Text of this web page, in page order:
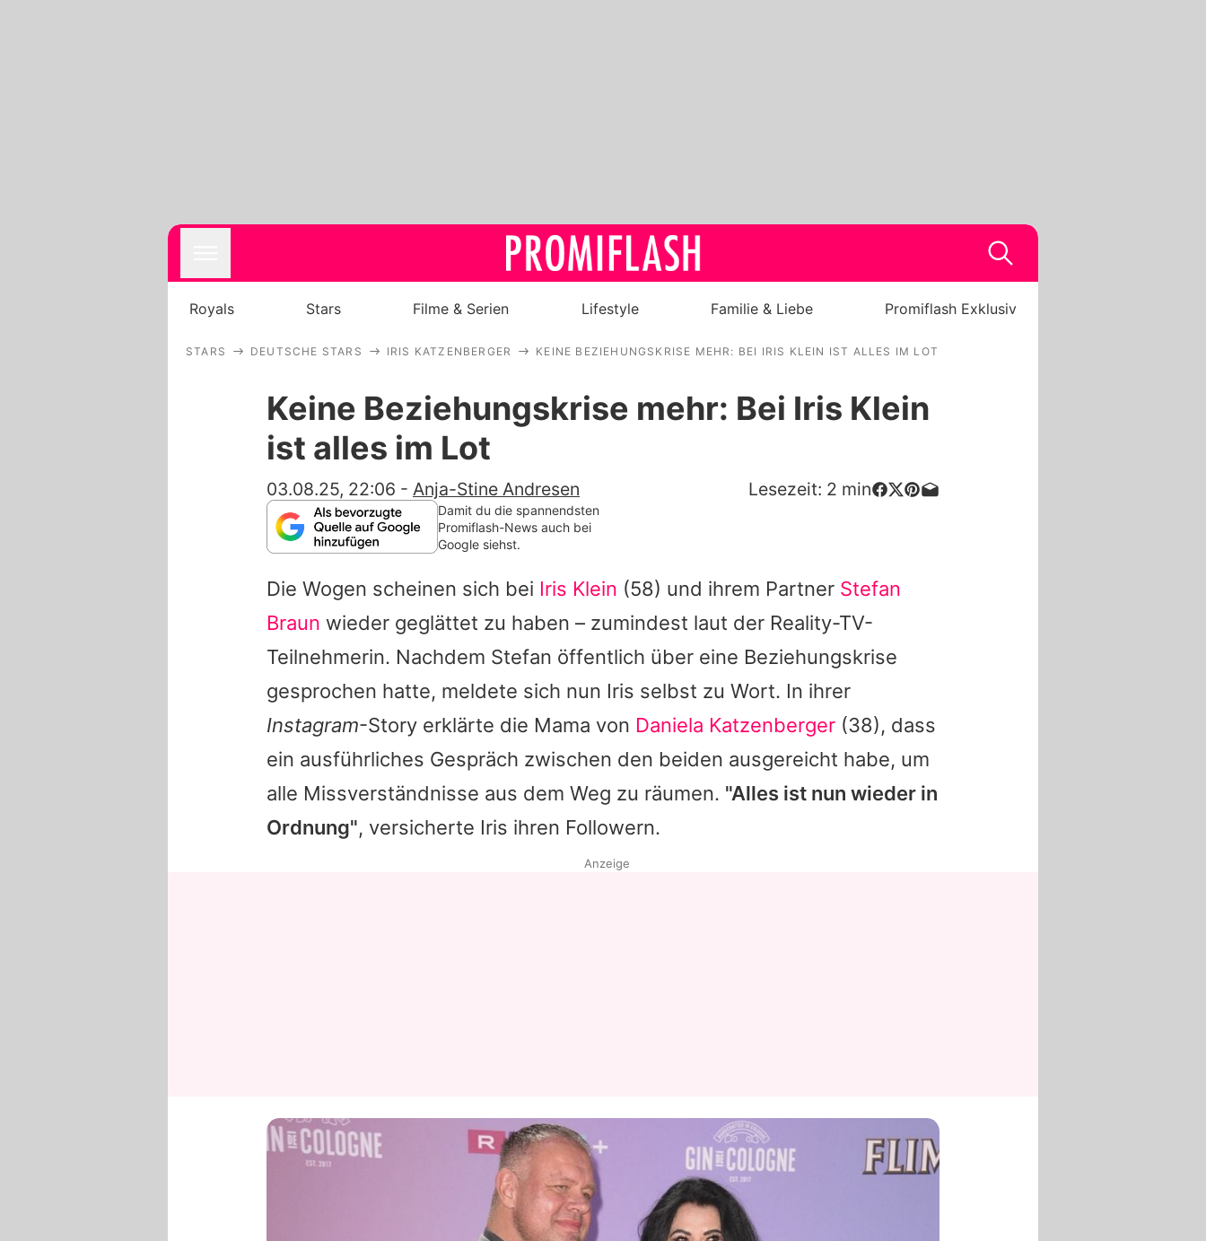
Royals
Stars
Familie & Liebe
App runterladen
Team
Redaktionelle Richtlinien
Impressum
Datenschutzerklärung
Nutzungsbedingungen
Royals Stars Filme & Serien Lifestyle Familie & Liebe Promiflash Exklusiv
STARS DEUTSCHE STARS IRIS KATZENBERGER KEINE BEZIEHUNGSKRISE MEHR: BEI IRIS KLEIN IST ALLES IM LOT
Keine Beziehungskrise mehr: Bei Iris Klein
ist alles im Lot
03.08.25, 22:06 - Anja-Stine Andresen Lesezeit: 2 min
Damit du die spannendsten
Promiflash-News auch bei
Google siehst.
Die Wogen scheinen sich bei Iris Klein (58) und ihrem Partner Stefan
Braun wieder geglättet zu haben – zumindest laut der Reality-TV-
Teilnehmerin. Nachdem Stefan öffentlich über eine Beziehungskrise
gesprochen hatte, meldete sich nun Iris selbst zu Wort. In ihrer
Instagram-Story erklärte die Mama von Daniela Katzenberger (38), dass
ein ausführliches Gespräch zwischen den beiden ausgereicht habe, um
alle Missverständnisse aus dem Weg zu räumen. "Alles ist nun wieder in
Ordnung", versicherte Iris ihren Followern.
Anzeige